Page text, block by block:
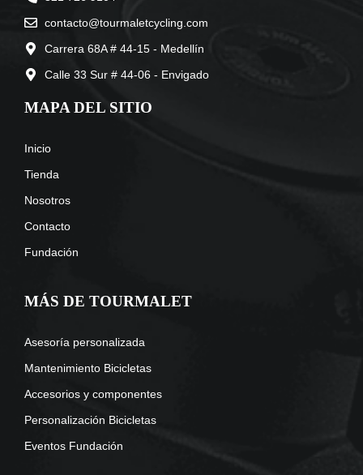
contacto@tourmaletcycling.com
Carrera 68A # 44-15 - Medellín
Calle 33 Sur # 44-06 - Envigado
MAPA DEL SITIO
Inicio
Tienda
Nosotros
Contacto
Fundación
MÁS DE TOURMALET
Asesoría personalizada
Mantenimiento Bicicletas
Accesorios y componentes
Personalización Bicicletas
Eventos Fundación